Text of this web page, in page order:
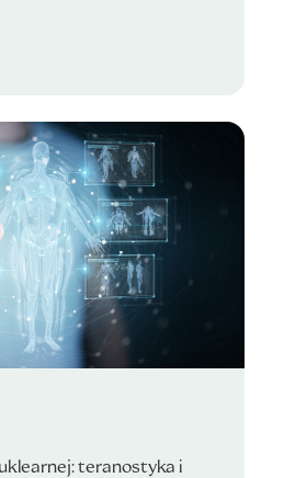
teranostyka i